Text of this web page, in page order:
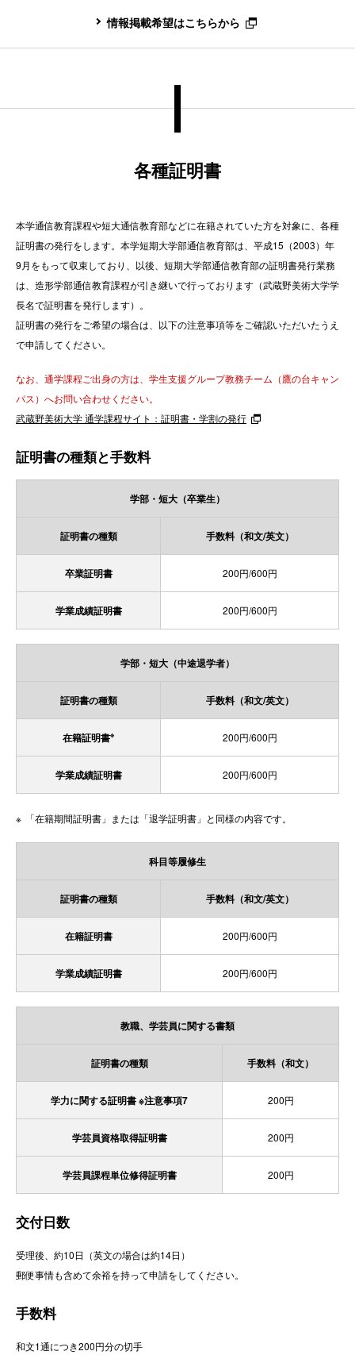
情報掲載希望はこちらから
各種証明書
本学通信教育課程や短大通信教育部などに在籍されていた方を対象に、各種
証明書の発行をします。本学短期大学部通信教育部は、平成15（2003）年
9月をもって収束しており、以後、短期大学部通信教育部の証明書発行業務
は、造形学部通信教育課程が引き継いで行っております（武蔵野美術大学学
長名で証明書を発行します）。
証明書の発行をご希望の場合は、以下の注意事項等をご確認いただいたうえ
で申請してください。
なお、通学課程ご出身の方は、学生支援グループ教務チーム（鷹の台キャン
パス）へお問い合わせください。
武蔵野美術大学 通学課程サイト：証明書・学割の発行
証明書の種類と手数料
学部・短大（卒業生）
証明書の種類 手数料（和文/英文）
卒業証明書 200円/600円
学業成績証明書 200円/600円
学部・短大（中途退学者）
証明書の種類 手数料（和文/英文）
在籍証明書※ 200円/600円
学業成績証明書 200円/600円
「在籍期間証明書」または「退学証明書」と同様の内容です。
科目等履修生
証明書の種類 手数料（和文/英文）
在籍証明書 200円/600円
学業成績証明書 200円/600円
教職、学芸員に関する書類
証明書の種類 手数料（和文）
学力に関する証明書 ※注意事項7 200円
学芸員資格取得証明書 200円
学芸員課程単位修得証明書 200円
交付日数
受理後、約10日（英文の場合は約14日）
郵便事情も含めて余裕を持って申請をしてください。
手数料
和文1通につき200円分の切手